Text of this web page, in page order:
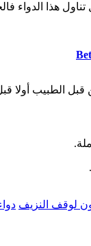
هذا
لوقف النزيف